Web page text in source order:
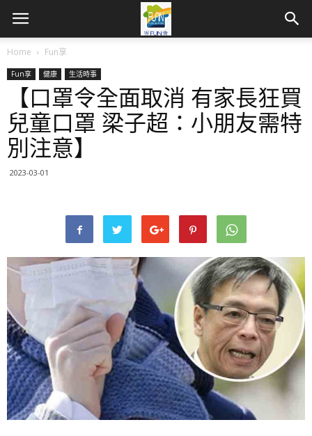
Home Fun享
Fun享 健康 生活時事
【口罩令全面取消 有家長狂買
兒童口罩 梁子超：小朋友需特
別注意】
2023-03-01